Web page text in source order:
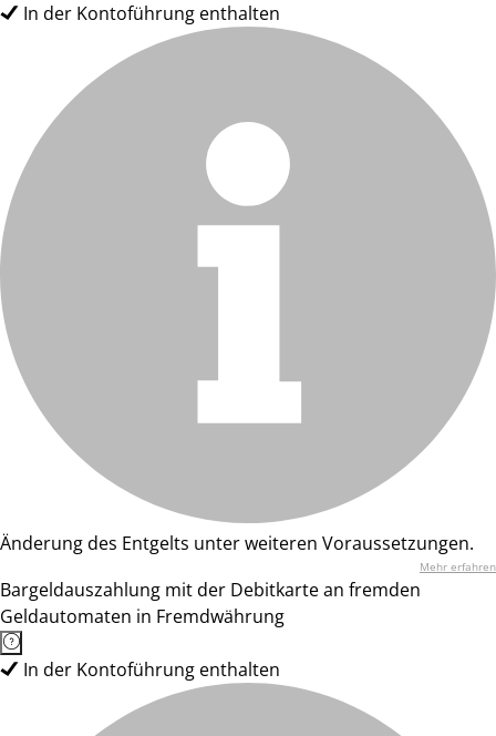
In der Kontoführung enthalten
Änderung des Entgelts unter weiteren Voraussetzungen.
Mehr erfahren
Bargeldauszahlung mit der Debitkarte an fremden
Geldautomaten in Fremdwährung
In der Kontoführung enthalten